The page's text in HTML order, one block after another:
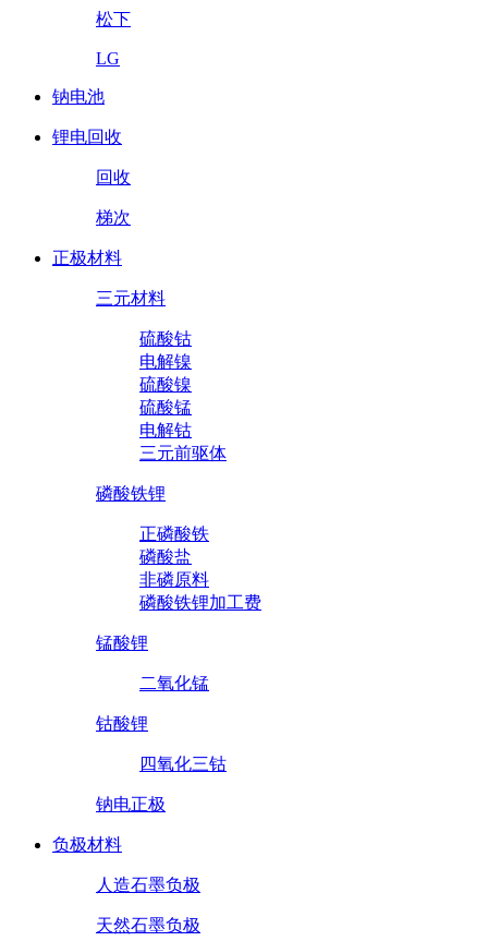
松下
LG
钠电池
锂电回收
回收
梯次
正极材料
三元材料
硫酸钴
电解镍
硫酸镍
硫酸锰
电解钴
三元前驱体
磷酸铁锂
正磷酸铁
磷酸盐
非磷原料
磷酸铁锂加工费
锰酸锂
二氧化锰
钴酸锂
四氧化三钴
钠电正极
负极材料
人造石墨负极
天然石墨负极